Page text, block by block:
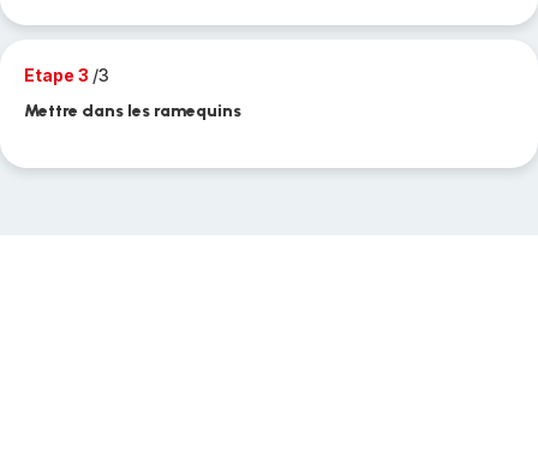
Etape 3 /3
Mettre dans les ramequins